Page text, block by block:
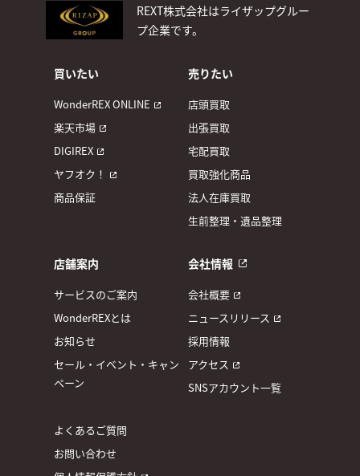
REXT株式会社はライザップグルー
プ企業です。
買いたい
WonderREX ONLINE
楽天市場
DIGIREX
ヤフオク！
商品保証
売りたい
店頭買取
出張買取
宅配買取
買取強化商品
法人在庫買取
生前整理・遺品整理
店舗案内
サービスのご案内
WonderREXとは
お知らせ
セール・イベント・キャン
ペーン
会社情報
会社概要
ニュースリリース
採用情報
アクセス
SNSアカウント一覧
よくあるご質問
お問い合わせ